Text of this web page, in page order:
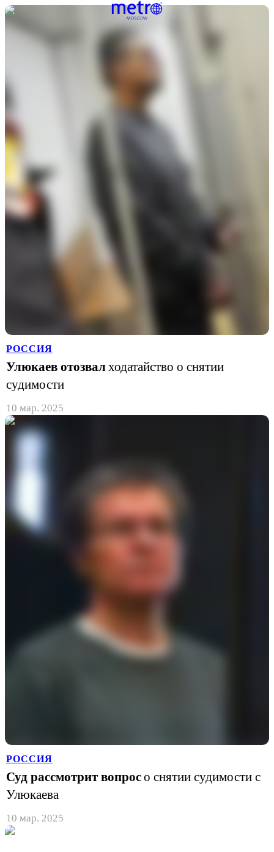
РОССИЯ
Улюкаев отозвалходатайство о снятии
судимости
10 мар. 2025
РОССИЯ
Суд рассмотрит вопросо снятии судимости с
Улюкаева
10 мар. 2025